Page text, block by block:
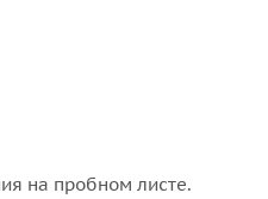
на пробном листе.